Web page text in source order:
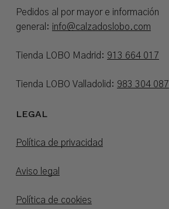
Pedidos al por mayor e información
general: info@calzadoslobo.com
Tienda LOBO Madrid: 913 664 017
Tienda LOBO Valladolid: 983 304 087
LEGAL
Política de privacidad
Aviso legal
Política de cookies